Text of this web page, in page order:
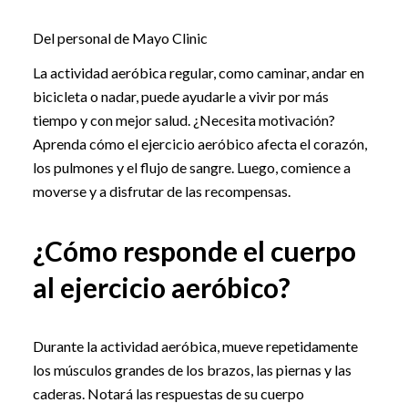
Del personal de Mayo Clinic
La actividad aeróbica regular, como caminar, andar en
bicicleta o nadar, puede ayudarle a vivir por más
tiempo y con mejor salud. ¿Necesita motivación?
Aprenda cómo el ejercicio aeróbico afecta el corazón,
los pulmones y el flujo de sangre. Luego, comience a
moverse y a disfrutar de las recompensas.
¿Cómo responde el cuerpo
al ejercicio aeróbico?
Durante la actividad aeróbica, mueve repetidamente
los músculos grandes de los brazos, las piernas y las
caderas. Notará las respuestas de su cuerpo